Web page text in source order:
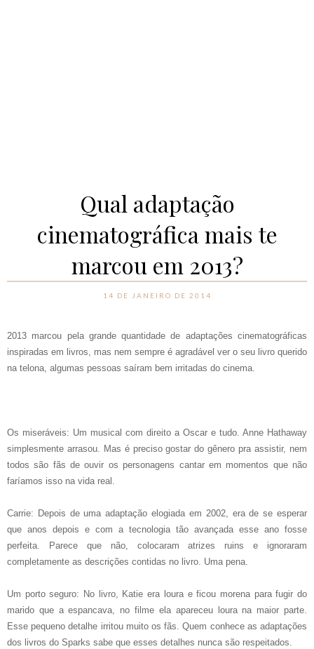
Qual adaptação
cinematográfica mais te
marcou em 2013?
14 DE JANEIRO DE 2014
2013 marcou pela grande quantidade de adaptações cinematográficas
inspiradas em livros, mas nem sempre é agradável ver o seu livro querido
na telona, algumas pessoas saíram bem irritadas do cinema.
Os miseráveis: Um musical com direito a Oscar e tudo. Anne Hathaway
simplesmente arrasou. Mas é preciso gostar do gênero pra assistir, nem
todos são fãs de ouvir os personagens cantar em momentos que não
faríamos isso na vida real.
Carrie: Depois de uma adaptação elogiada em 2002, era de se esperar
que anos depois e com a tecnologia tão avançada esse ano fosse
perfeita. Parece que não, colocaram atrizes ruins e ignoraram
completamente as descrições contidas no livro. Uma pena.
Um porto seguro: No livro, Katie era loura e ficou morena para fugir do
marido que a espancava, no filme ela apareceu loura na maior parte.
Esse pequeno detalhe irritou muito os fãs. Quem conhece as adaptações
dos livros do Sparks sabe que esses detalhes nunca são respeitados.